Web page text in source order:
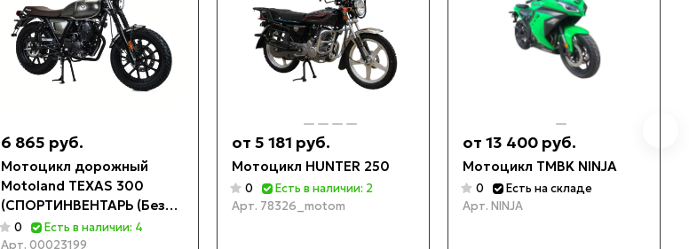
6 865 руб.
Мотоцикл дорожный
Motoland TEXAS 300
(СПОРТИНВЕНТАРЬ (Без
ПТС)
0
Есть в наличии: 4
Арт. 00023199
от 5 181 руб.
Мотоцикл HUNTER 250
0
Есть в наличии: 2
Арт. 78326_motom
от 13 400 руб.
Мотоцикл TMBK NINJA
0
Есть на складе
Арт. NINJA